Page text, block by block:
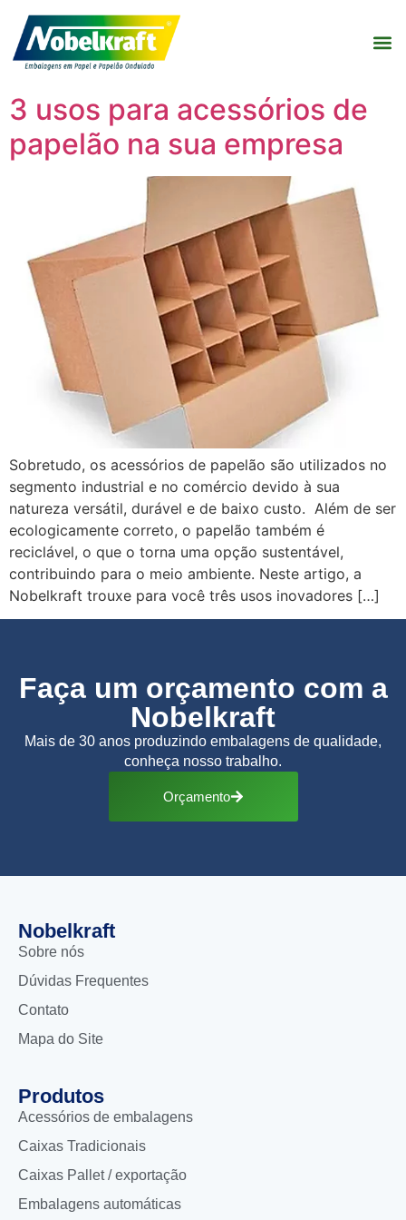
3 usos para acessórios de
papelão na sua empresa
Sobretudo, os acessórios de papelão são utilizados no
segmento industrial e no comércio devido à sua
natureza versátil, durável e de baixo custo. Além de ser
ecologicamente correto, o papelão também é
reciclável, o que o torna uma opção sustentável,
contribuindo para o meio ambiente. Neste artigo, a
Nobelkraft trouxe para você três usos inovadores […]
Faça um orçamento com a
Nobelkraft
Mais de 30 anos produzindo embalagens de qualidade,
conheça nosso trabalho.
Orçamento
Nobelkraft
Sobre nós
Dúvidas Frequentes
Contato
Mapa do Site
Produtos
Acessórios de embalagens
Caixas Tradicionais
Caixas Pallet / exportação
Embalagens automáticas